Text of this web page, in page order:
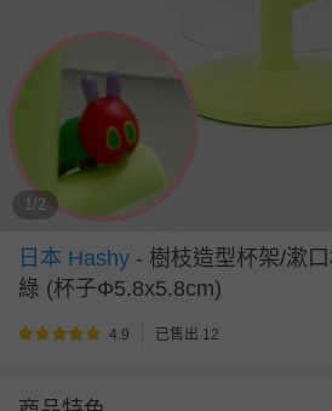
1/2
日本 Hashy - 樹枝造型杯架/漱
綠 (杯子Φ5.8x5.8cm)
4.9 已售出 12